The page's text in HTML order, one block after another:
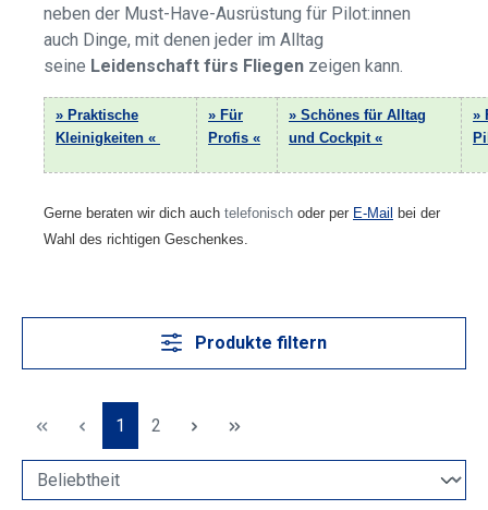
neben der Must-Have-Ausrüstung für Pilot:innen
auch Dinge, mit denen jeder im Alltag
seine Leidenschaft fürs Fliegen zeigen kann.
» Praktische
Kleinigkeiten «
» Für
Profis «
» Schönes für Alltag
und Cockpit «
»
Gerne beraten wir dich auch telefonisch oder per E-Mail
bei der
Wahl des richtigen Geschenkes.
Produkte filtern
Seite
1 Seite
2